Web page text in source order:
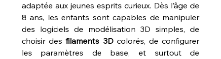
adaptée aux jeunes esprits curieux. Dès l’âge de
8 ans, les enfants sont capables de manipuler
des logiciels de modélisation 3D simples, de
choisir des filaments 3D colorés, de configurer
les paramètres de base, et surtout de